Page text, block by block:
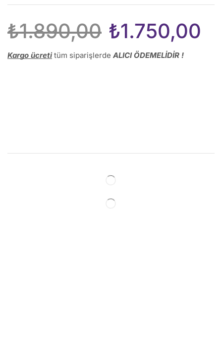
₺1.890,00 ₺1.750,00
Kargo ücretitüm siparişlerde ALICI ÖDEMELİDİR !